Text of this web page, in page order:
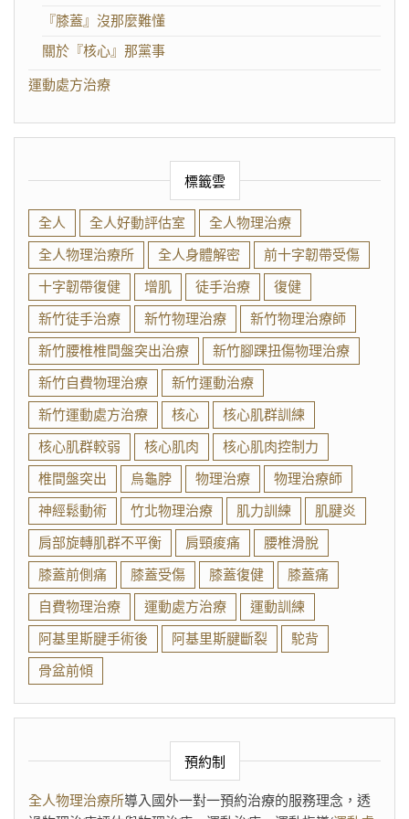
『膝蓋』沒那麼難懂
關於『核心』那黨事
運動處方治療
標籤雲
全人 全人好動評估室
全人物理治療
全人物理治療所
全人身體解密
前十字韌帶受傷
十字韌帶復健
增肌 徒手治療
復健
新竹徒手治療
新竹物理治療
新竹物理治療師
新竹腰椎椎間盤突出治療
新竹腳踝扭傷物理治療
新竹自費物理治療
新竹運動治療
新竹運動處方治療
核心
核心肌群訓練
核心肌群較弱
核心肌肉
核心肌肉控制力
椎間盤突出
烏龜脖 物理治療
物理治療師
神經鬆動術
竹北物理治療 肌力訓練
肌腱炎
肩部旋轉肌群不平衡
肩頸痠痛
腰椎滑脫
膝蓋前側痛
膝蓋受傷 膝蓋復健
膝蓋痛
自費物理治療
運動處方治療
運動訓練
阿基里斯腱手術後
阿基里斯腱斷裂
駝背
骨盆前傾
預約制
全人物理治療所導入國外一對一預約治療的服務理念，透